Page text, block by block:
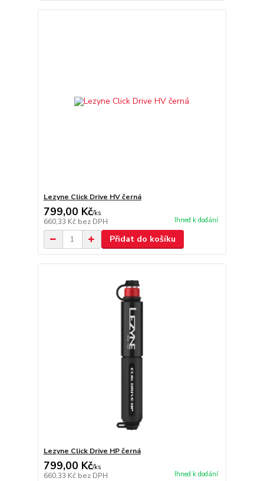
Lezyne Click Drive HV černá
799,00 Kč/ks
660,33 Kč bez DPH Ihned k dodání
Přidat do košíku
Lezyne Click Drive HP černá
799,00 Kč/ks
660,33 Kč bez DPH Ihned k dodání